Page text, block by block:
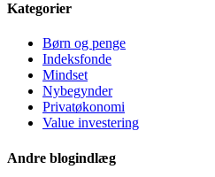
Kategorier
Børn og penge
Indeksfonde
Mindset
Nybegynder
Privatøkonomi
Value investering
Andre blogindlæg